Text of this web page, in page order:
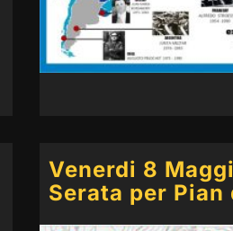
Venerdi 8
Serata per Pian